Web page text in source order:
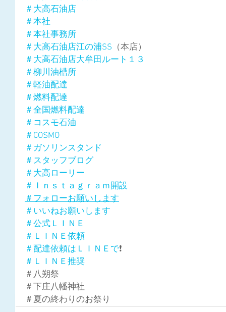
＃大高石油店
＃本社
＃本社事務所
＃大高石油店江の浦SS （本店）
＃大高石油店大牟田ルート１３
＃柳川油槽所
＃軽油配達
＃燃料配達
＃全国燃料配達
＃コスモ石油
＃COSMO
＃ガソリンスタンド
＃スタッフブログ
＃大高ローリー
＃Ｉｎｓｔａｇｒａｍ開設
＃フォローお願いします
＃いいねお願いします
＃公式ＬＩＮＥ
＃ＬＩＮＥ依頼
＃配達依頼はＬＩＮＥで❗
＃ＬＩＮＥ推奨
＃八朔祭
＃下庄八幡神社
＃夏の終わりのお祭り